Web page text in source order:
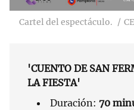
Cartel del espectáculo.
'CUENTO DE SAN
LA FIESTA'
Duración: 70